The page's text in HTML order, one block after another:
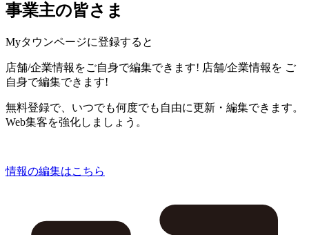
事業主の皆さま
Myタウンページに登録すると
店舗/企業情報をご自身で編集できます! 店舗/企業情報を ご
自身で編集できます!
無料登録で、いつでも何度でも自由に更新・編集できます。
Web集客を強化しましょう。
情報の編集はこちら